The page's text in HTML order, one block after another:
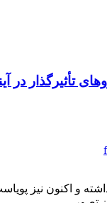
تأثیرگذار در
درخشانی داشته و اکنون نیز